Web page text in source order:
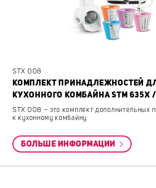
STX 008
КОМПЛЕКТ ПРИНАДЛЕЖНОСТЕЙ
КУХОННОГО КОМБАЙНА STM 635X /
STX 008 – это комплект дополнительных
к кухонному комбайну
БОЛЬШЕ ИНФОРМАЦИИ